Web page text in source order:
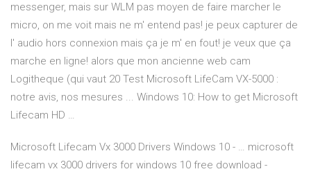
messenger, mais sur WLM pas moyen de faire marcher le
micro, on me voit mais ne m' entend pas! je peux capturer de
l' audio hors connexion mais ça je m' en fout! je veux que ça
marche en ligne! alors que mon ancienne web cam
Logitheque (qui vaut 20 Test Microsoft LifeCam VX-5000 :
notre avis, nos mesures ... Windows 10: How to get Microsoft
Lifecam HD …
Microsoft Lifecam Vx 3000 Drivers Windows 10 - … microsoft
lifecam vx 3000 drivers for windows 10 free download -